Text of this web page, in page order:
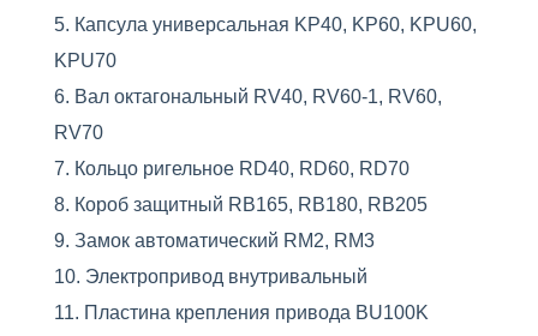
Капсула универсальная KP40, KP60, KPU60,
KPU70
Вал октагональный RV40, RV60-1, RV60,
RV70
Кольцо ригельное RD40, RD60, RD70
Короб защитный RB165, RB180, RB205
Замок автоматический RM2, RM3
Электропривод внутривальный
Пластина крепления привода BU100K